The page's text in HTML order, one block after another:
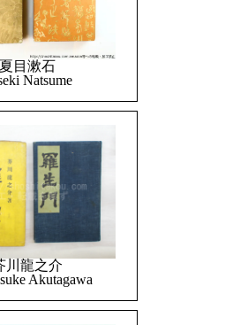
夏目漱石
Natsume
川龍之介
Akutagawa